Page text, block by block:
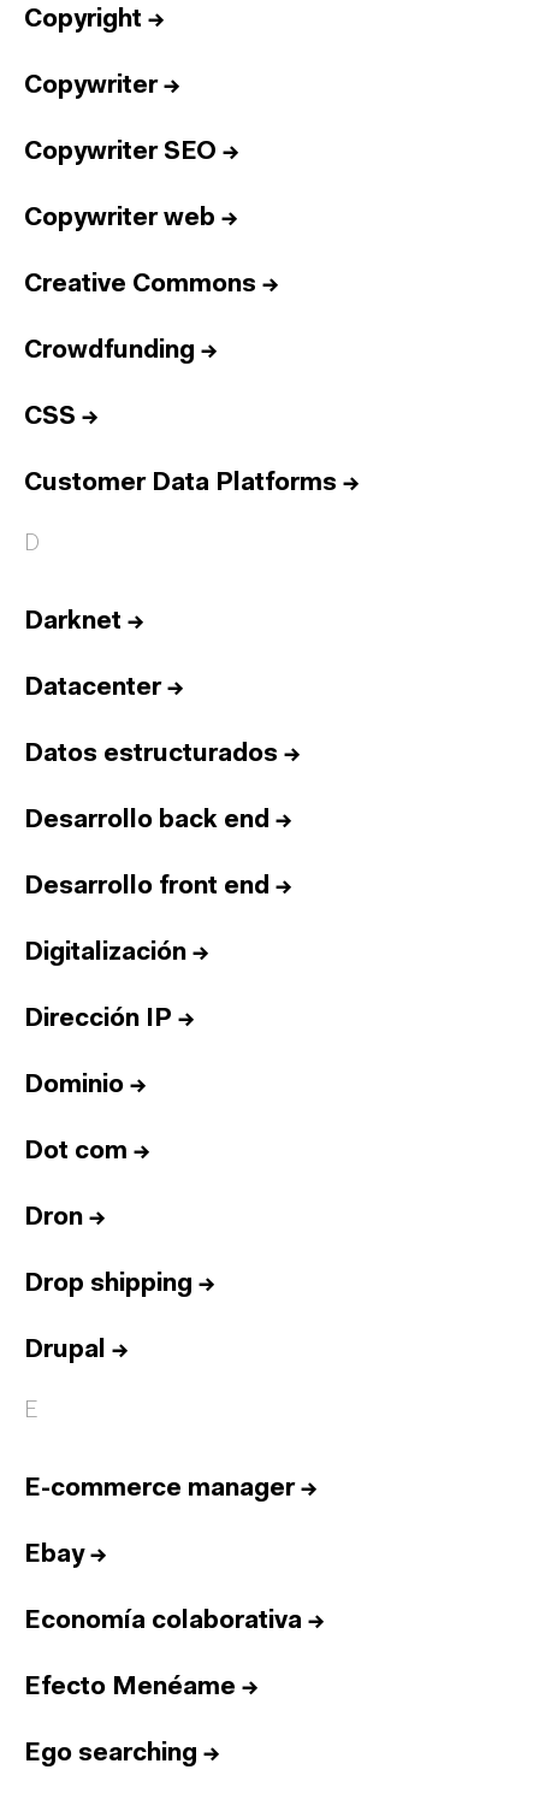
Copyright →
Copywriter→
Copywriter SEO →
Copywriter web →
Creative Commons →
Crowdfunding →
CSS →
Customer Data Platforms →
D
Darknet →
Datacenter→
Datos estructurados →
Desarrollo back end →
Desarrollo front end →
Digitalización →
Dirección IP →
Dominio →
Dot com →
Dron →
Drop shipping →
Drupal →
E
E-commerce manager→
Ebay→
Economía colaborativa →
Efecto Menéame →
Ego searching →